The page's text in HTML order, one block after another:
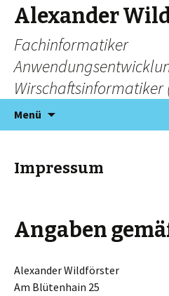
Alexander
Fachinformatiker
Wirschaftsinformatiker
Menü
Impressum
Angaben
Alexander Wildförster
Am Blütenhain 25